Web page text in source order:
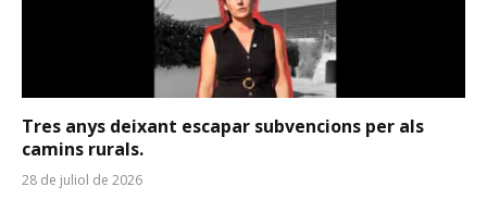
Tres anys deixant escapar subvencions per als
camins rurals.
28 de juliol de 2026